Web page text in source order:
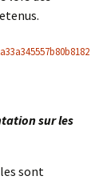
sur les
sont